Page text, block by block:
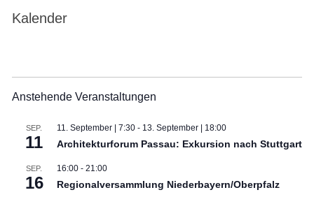
Kalender
Anstehende Veranstaltungen
SEP.
11
11. September | 7:30- 13. September | 18:00
Architekturforum Passau: Exkursion nach Stuttgart
SEP.
16
16:00- 21:00
Regionalversammlung Niederbayern/Oberpfalz